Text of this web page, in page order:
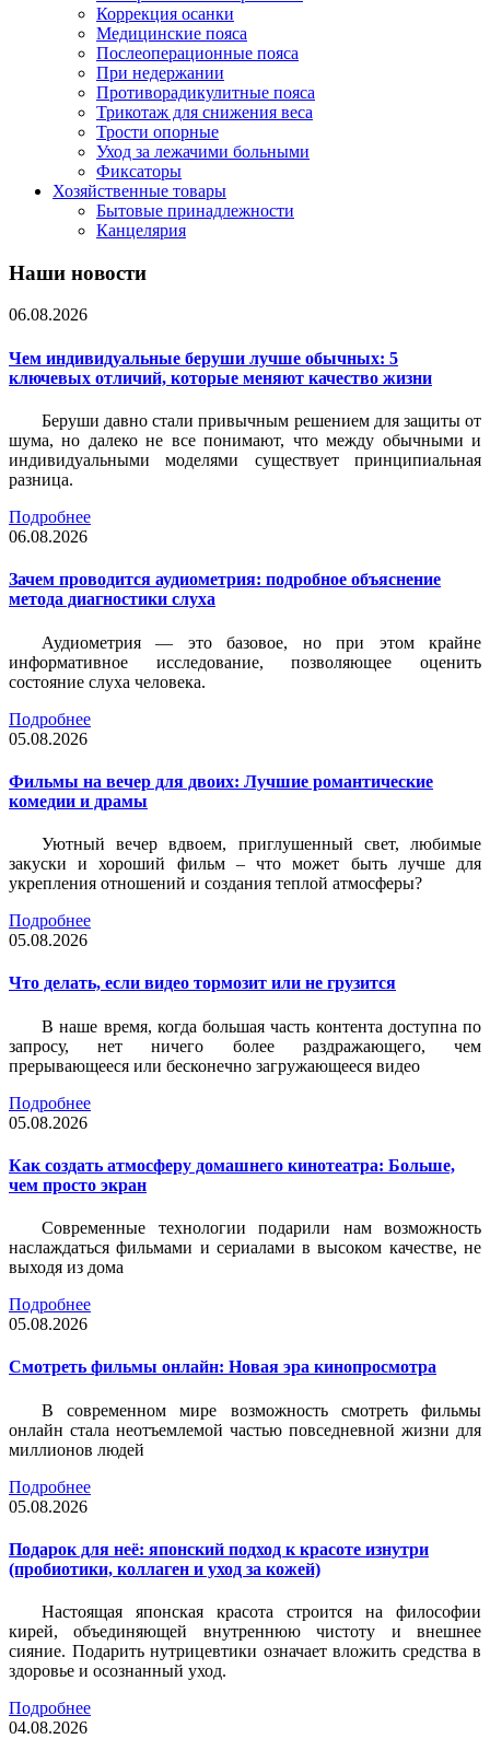
Коррекция осанки
Медицинские пояса
Послеоперационные пояса
При недержании
Противорадикулитные пояса
Трикотаж для снижения веса
Трости опорные
Уход за лежачими больными
Фиксаторы
Хозяйственные товары
Бытовые принадлежности
Канцелярия
Наши новости
06.08.2026
Чем индивидуальные беруши лучше обычных: 5
ключевых отличий, которые меняют качество жизни
Беруши давно стали привычным решением для защиты от
шума, но далеко не все понимают, что между обычными и
индивидуальными моделями существует принципиальная
разница.
Подробнее
06.08.2026
Зачем проводится аудиометрия: подробное объяснение
метода диагностики слуха
Аудиометрия — это базовое, но при этом крайне
информативное исследование, позволяющее оценить
состояние слуха человека.
Подробнее
05.08.2026
Фильмы на вечер для двоих: Лучшие романтические
комедии и драмы
Уютный вечер вдвоем, приглушенный свет, любимые
закуски и хороший фильм – что может быть лучше для
укрепления отношений и создания теплой атмосферы?
Подробнее
05.08.2026
Что делать, если видео тормозит или не грузится
В наше время, когда большая часть контента доступна по
запросу, нет ничего более раздражающего, чем
прерывающееся или бесконечно загружающееся видео
Подробнее
05.08.2026
Как создать атмосферу домашнего кинотеатра: Больше,
чем просто экран
Современные технологии подарили нам возможность
наслаждаться фильмами и сериалами в высоком качестве, не
выходя из дома
Подробнее
05.08.2026
Смотреть фильмы онлайн: Новая эра кинопросмотра
В современном мире возможность смотреть фильмы
онлайн стала неотъемлемой частью повседневной жизни для
миллионов людей
Подробнее
05.08.2026
Подарок для неё: японский подход к красоте изнутри
(пробиотики, коллаген и уход за кожей)
Настоящая японская красота строится на философии
кирей, объединяющей внутреннюю чистоту и внешнее
сияние. Подарить нутрицевтики означает вложить средства в
здоровье и осознанный уход.
Подробнее
04.08.2026